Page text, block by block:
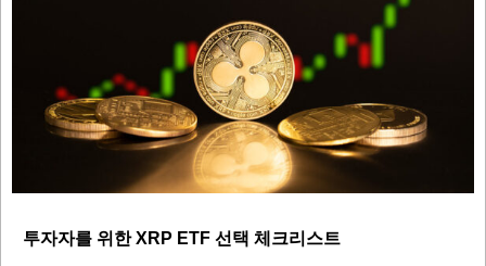
투자자를 위한 XRP ETF 선택 체크리스트